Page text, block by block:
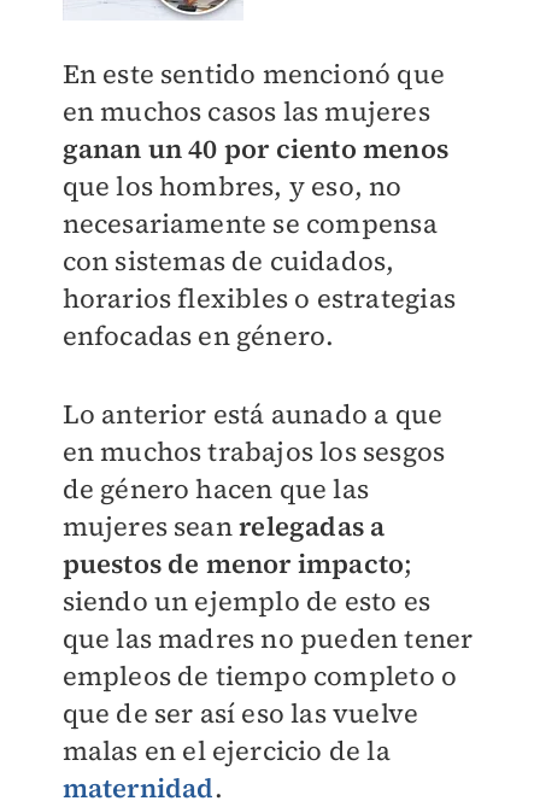
En este sentido mencionó que
en muchos casos las mujeres
ganan un 40 por ciento menos
que los hombres, y eso, no
necesariamente se compensa
con sistemas de cuidados,
horarios flexibles o estrategias
enfocadas en género.
Lo anterior está aunado a que
en muchos trabajos los sesgos
de género hacen que las
mujeres seanrelegadas a
puestos de menor impacto;
siendo un ejemplo de esto es
que las madres no pueden tener
empleos de tiempo completo o
que de ser así eso las vuelve
malas en el ejercicio de la
maternidad.